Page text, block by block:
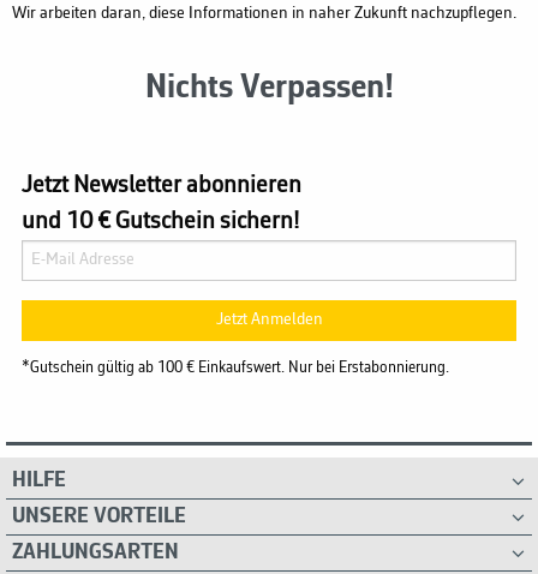
Wir arbeiten daran, diese Informationen in naher Zukunft nachzupflegen.
Nichts Verpassen!
Jetzt Newsletter abonnieren
und 10 € Gutschein sichern!
Jetzt Anmelden
*Gutschein gültig ab 100 € Einkaufswert. Nur bei Erstabonnierung.
HILFE
UNSERE VORTEILE
ZAHLUNGSARTEN